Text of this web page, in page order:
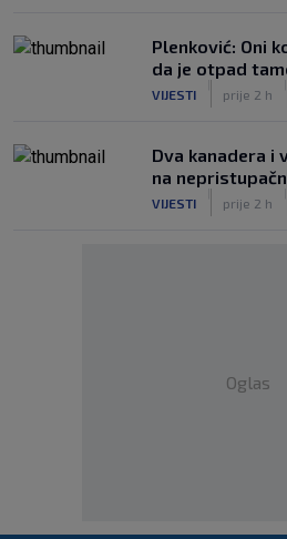
Plenković: Oni
da je otpad
VIJESTI prije 2 h
Dva kanadera i
na
VIJESTI prije 2 h
Oglas